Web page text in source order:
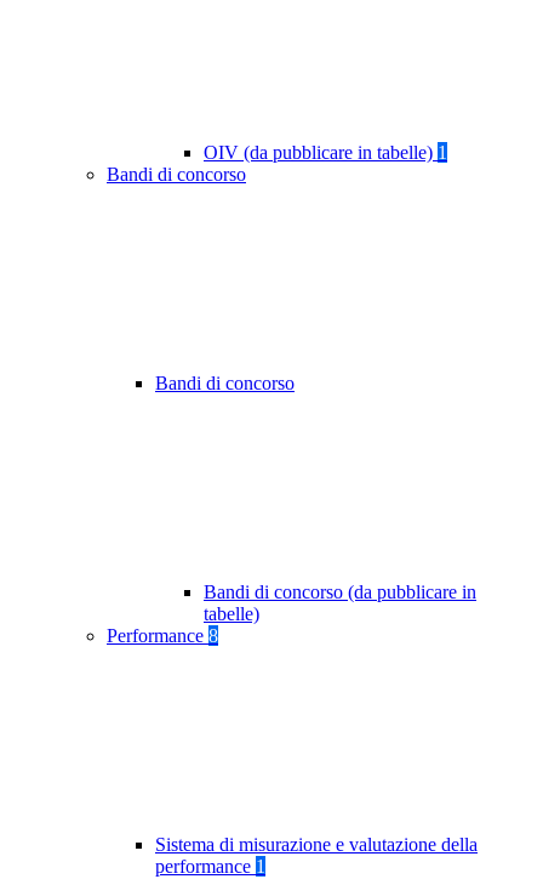
OIV (da pubblicare in tabelle) 1
Bandi di concorso
Bandi di concorso
Bandi di concorso (da pubblicare in
tabelle)
Performance 8
Sistema di misurazione e valutazione della
performance 1